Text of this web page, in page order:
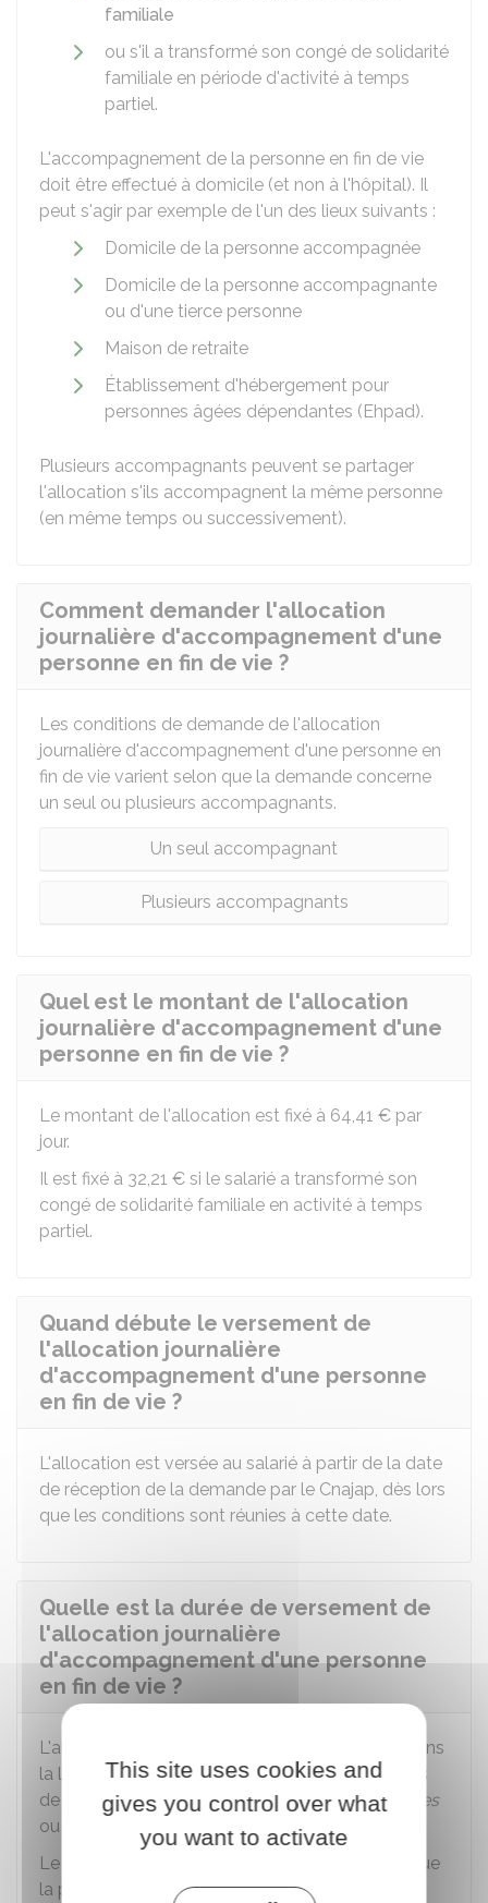
familiale
ou s'il a transformé son congé de solidarité
familiale en période d'activité à temps
partiel.
L'accompagnement de la personne en fin de vie
doit être effectué à domicile (et non à l'hôpital). Il
peut s'agir par exemple de l'un des lieux suivants :
Domicile de la personne accompagnée
Domicile de la personne accompagnante
ou d'une tierce personne
Maison de retraite
Établissement d'hébergement pour
personnes âgées dépendantes (Ehpad).
Plusieurs accompagnants peuvent se partager
l'allocation s'ils accompagnent la même personne
(en même temps ou successivement).
Comment demander l'allocation
journalière d'accompagnement d'une
personne en fin de vie ?
Les conditions de demande de l'allocation
journalière d'accompagnement d'une personne en
fin de vie varient selon que la demande concerne
un seul ou plusieurs accompagnants.
Un seul accompagnant
Plusieurs accompagnants
Quel est le montant de l'allocation
journalière d'accompagnement d'une
personne en fin de vie ?
Le montant de l'allocation est fixé à 64,41 € par
jour.
Il est fixé à 32,21 € si le salarié a transformé son
congé de solidarité familiale en activité à temps
partiel.
Quand débute le versement de
l'allocation journalière
d'accompagnement d'une personne
en fin de vie ?
L'allocation est versée au salarié à partir de la date
de réception de la demande par le Cnajap, dès lors
que les conditions sont réunies à cette date.
Quelle est la durée de versement de
l'allocation journalière
d'accompagnement d'une personne
en fin de vie ?
L'allocation est versée de manière journalière, dans
la limite maximale de 21 jours (ou 42 jours en cas
de réduction de travail à temps partiel),ouvrables
ou non.
Le versement de l'allocation est maintenu lorsque
la personne accompagnée à domicile doit être
This site uses cookies and
gives you control over what
you want to activate